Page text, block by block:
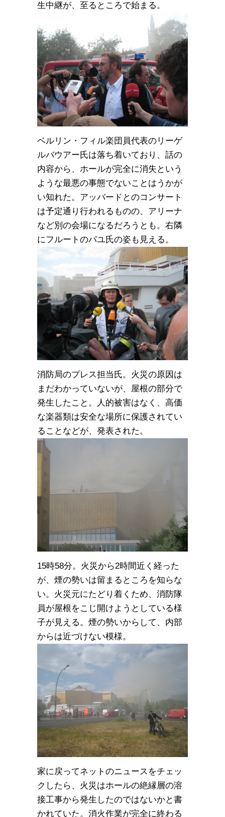
生中継が、至るところで始まる。
ベルリン・フィル楽団員代表のリーゲ
ルバウアー氏は落ち着いており、話の
内容から、ホールが完全に消失という
ような最悪の事態でないことはうかが
い知れた。アッバードとのコンサート
は予定通り行われるものの、アリーナ
など別の会場になるだろうとも。右隣
にフルートのパユ氏の姿も見える。
消防局のプレス担当氏。火災の原因は
まだわかっていないが、屋根の部分で
発生したこと。人的被害はなく、高価
な楽器類は安全な場所に保護されてい
ることなどが、発表された。
15時58分。火災から2時間近く経った
が、煙の勢いは留まるところを知らな
い。火災元にたどり着くため、消防隊
員が屋根をこじ開けようとしている様
子が見える。煙の勢いからして、内部
からは近づけない模様。
家に戻ってネットのニュースをチェッ
クしたら、火災はホールの絶縁層の溶
接工事から発生したのではないかと書
かれていた。消火作業が完全に終わる